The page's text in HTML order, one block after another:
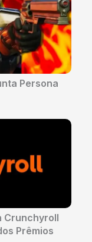
Persona
Crunchyroll
Prêmios